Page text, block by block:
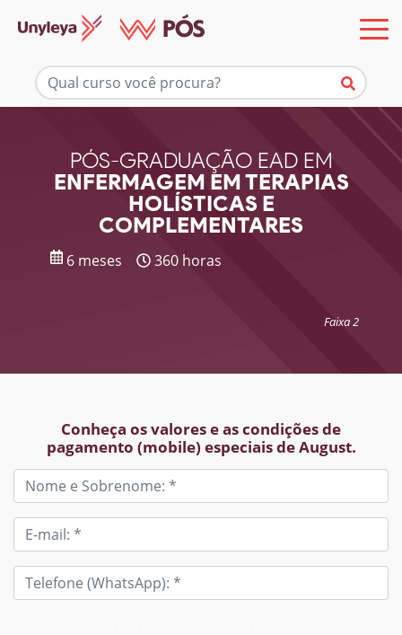
PÓS-GRADUAÇÃO EAD EM
ENFERMAGEM EM TERAPIAS
HOLÍSTICAS E
COMPLEMENTARES
6 meses 360 horas
Faixa 2
Conheça os valores e as condições de
pagamento (mobile) especiais de August.
Mais informações